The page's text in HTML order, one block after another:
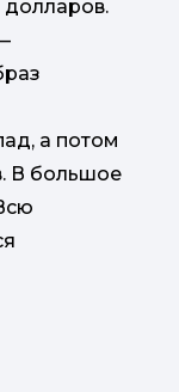
долларов.
а потом
В большое